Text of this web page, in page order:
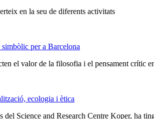
en la seu de diferents activitats
per a Barcelona
el valor de la filosofia i el pensament crític
ecologia i ètica
Science and Research Centre Koper, ha